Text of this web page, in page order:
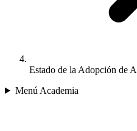
Estado de la Adopción de
Menú Academia